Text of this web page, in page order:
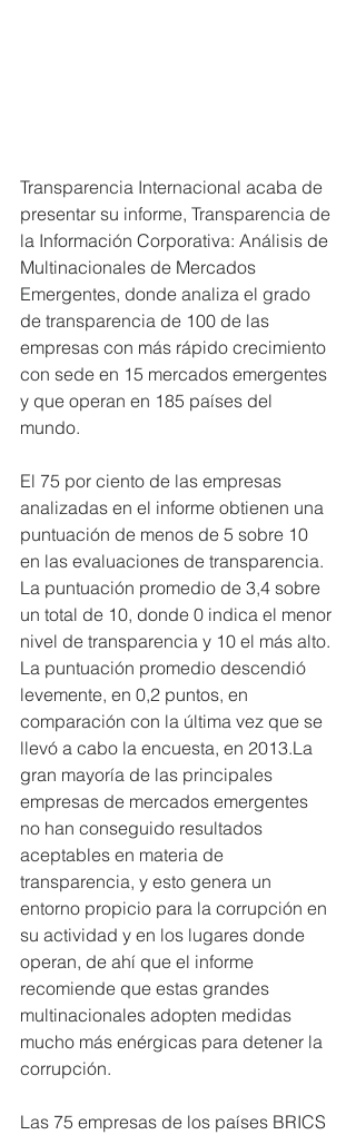
Transparencia Internacional acaba de
presentar su informe, Transparencia de
la Información Corporativa: Análisis de
Multinacionales de Mercados
Emergentes, donde analiza el grado
de transparencia de 100 de las
empresas con más rápido crecimiento
con sede en 15 mercados emergentes
y que operan en 185 países del
mundo.
El 75 por ciento de las empresas
analizadas en el informe obtienen una
puntuación de menos de 5 sobre 10
en las evaluaciones de transparencia.
La puntuación promedio de 3,4 sobre
un total de 10, donde 0 indica el menor
nivel de transparencia y 10 el más alto.
La puntuación promedio descendió
levemente, en 0,2 puntos, en
comparación con la última vez que se
llevó a cabo la encuesta, en 2013.La
gran mayoría de las principales
empresas de mercados emergentes
no han conseguido resultados
aceptables en materia de
transparencia, y esto genera un
entorno propicio para la corrupción en
su actividad y en los lugares donde
operan, de ahí que el informe
recomiende que estas grandes
multinacionales adopten medidas
mucho más enérgicas para detener la
corrupción.
Las 75 empresas de los países BRICS